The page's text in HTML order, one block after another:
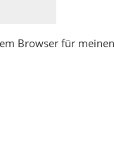
Browser für